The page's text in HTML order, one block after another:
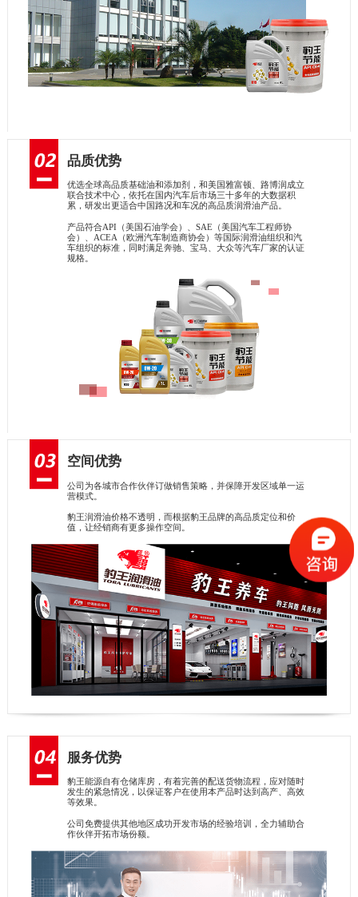
品质优势
优选全球高品质基础油和添加剂，和美国雅富顿、路博润成立
联合技术中心，依托在国内汽车后市场三十多年的大数据积
累，研发出更适合中国路况和车况的高品质润滑油产品。
产品符合API（美国石油学会）、SAE（美国汽车工程师协
会）、ACEA（欧洲汽车制造商协会）等国际润滑油组织和汽
车组织的标准，同时满足奔驰、宝马、大众等汽车厂家的认证
规格。
空间优势
公司为各城市合作伙伴订做销售策略，并保障开发区域单一运
营模式。
豹王润滑油价格不透明，而根据豹王品牌的高品质定位和价
值，让经销商有更多操作空间。
服务优势
豹王能源自有仓储库房，有着完善的配送货物流程，应对随时
发生的紧急情况，以保证客户在使用本产品时达到高产、高效
等效果。
公司免费提供其他地区成功开发市场的经验培训，全力辅助合
作伙伴开拓市场份额。